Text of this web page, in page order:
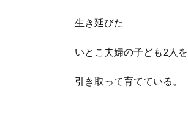
生き延びた
いとこ夫婦の子ども2人を
引き取って育てている。